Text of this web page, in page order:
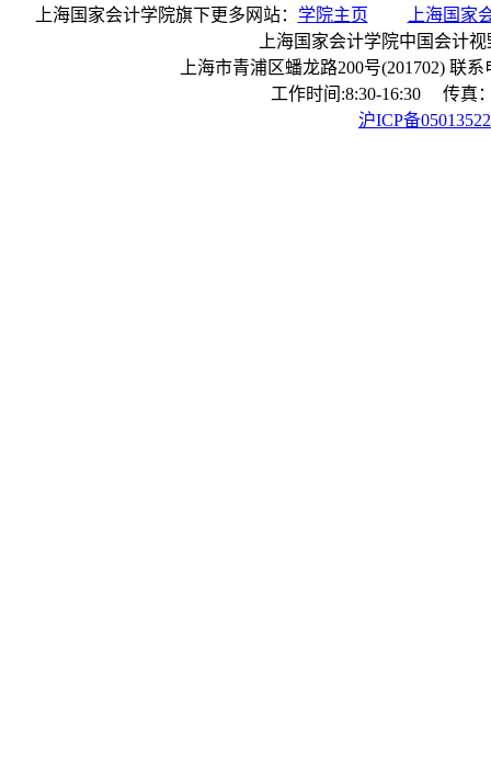
上海国家会计学院旗下更多网站： 学院主页
上海国家
上海国家会计学院中国会计
上海市青浦区蟠龙路200号(201702) 联系
工作时间:8:30-16:30 传真：
沪ICP备